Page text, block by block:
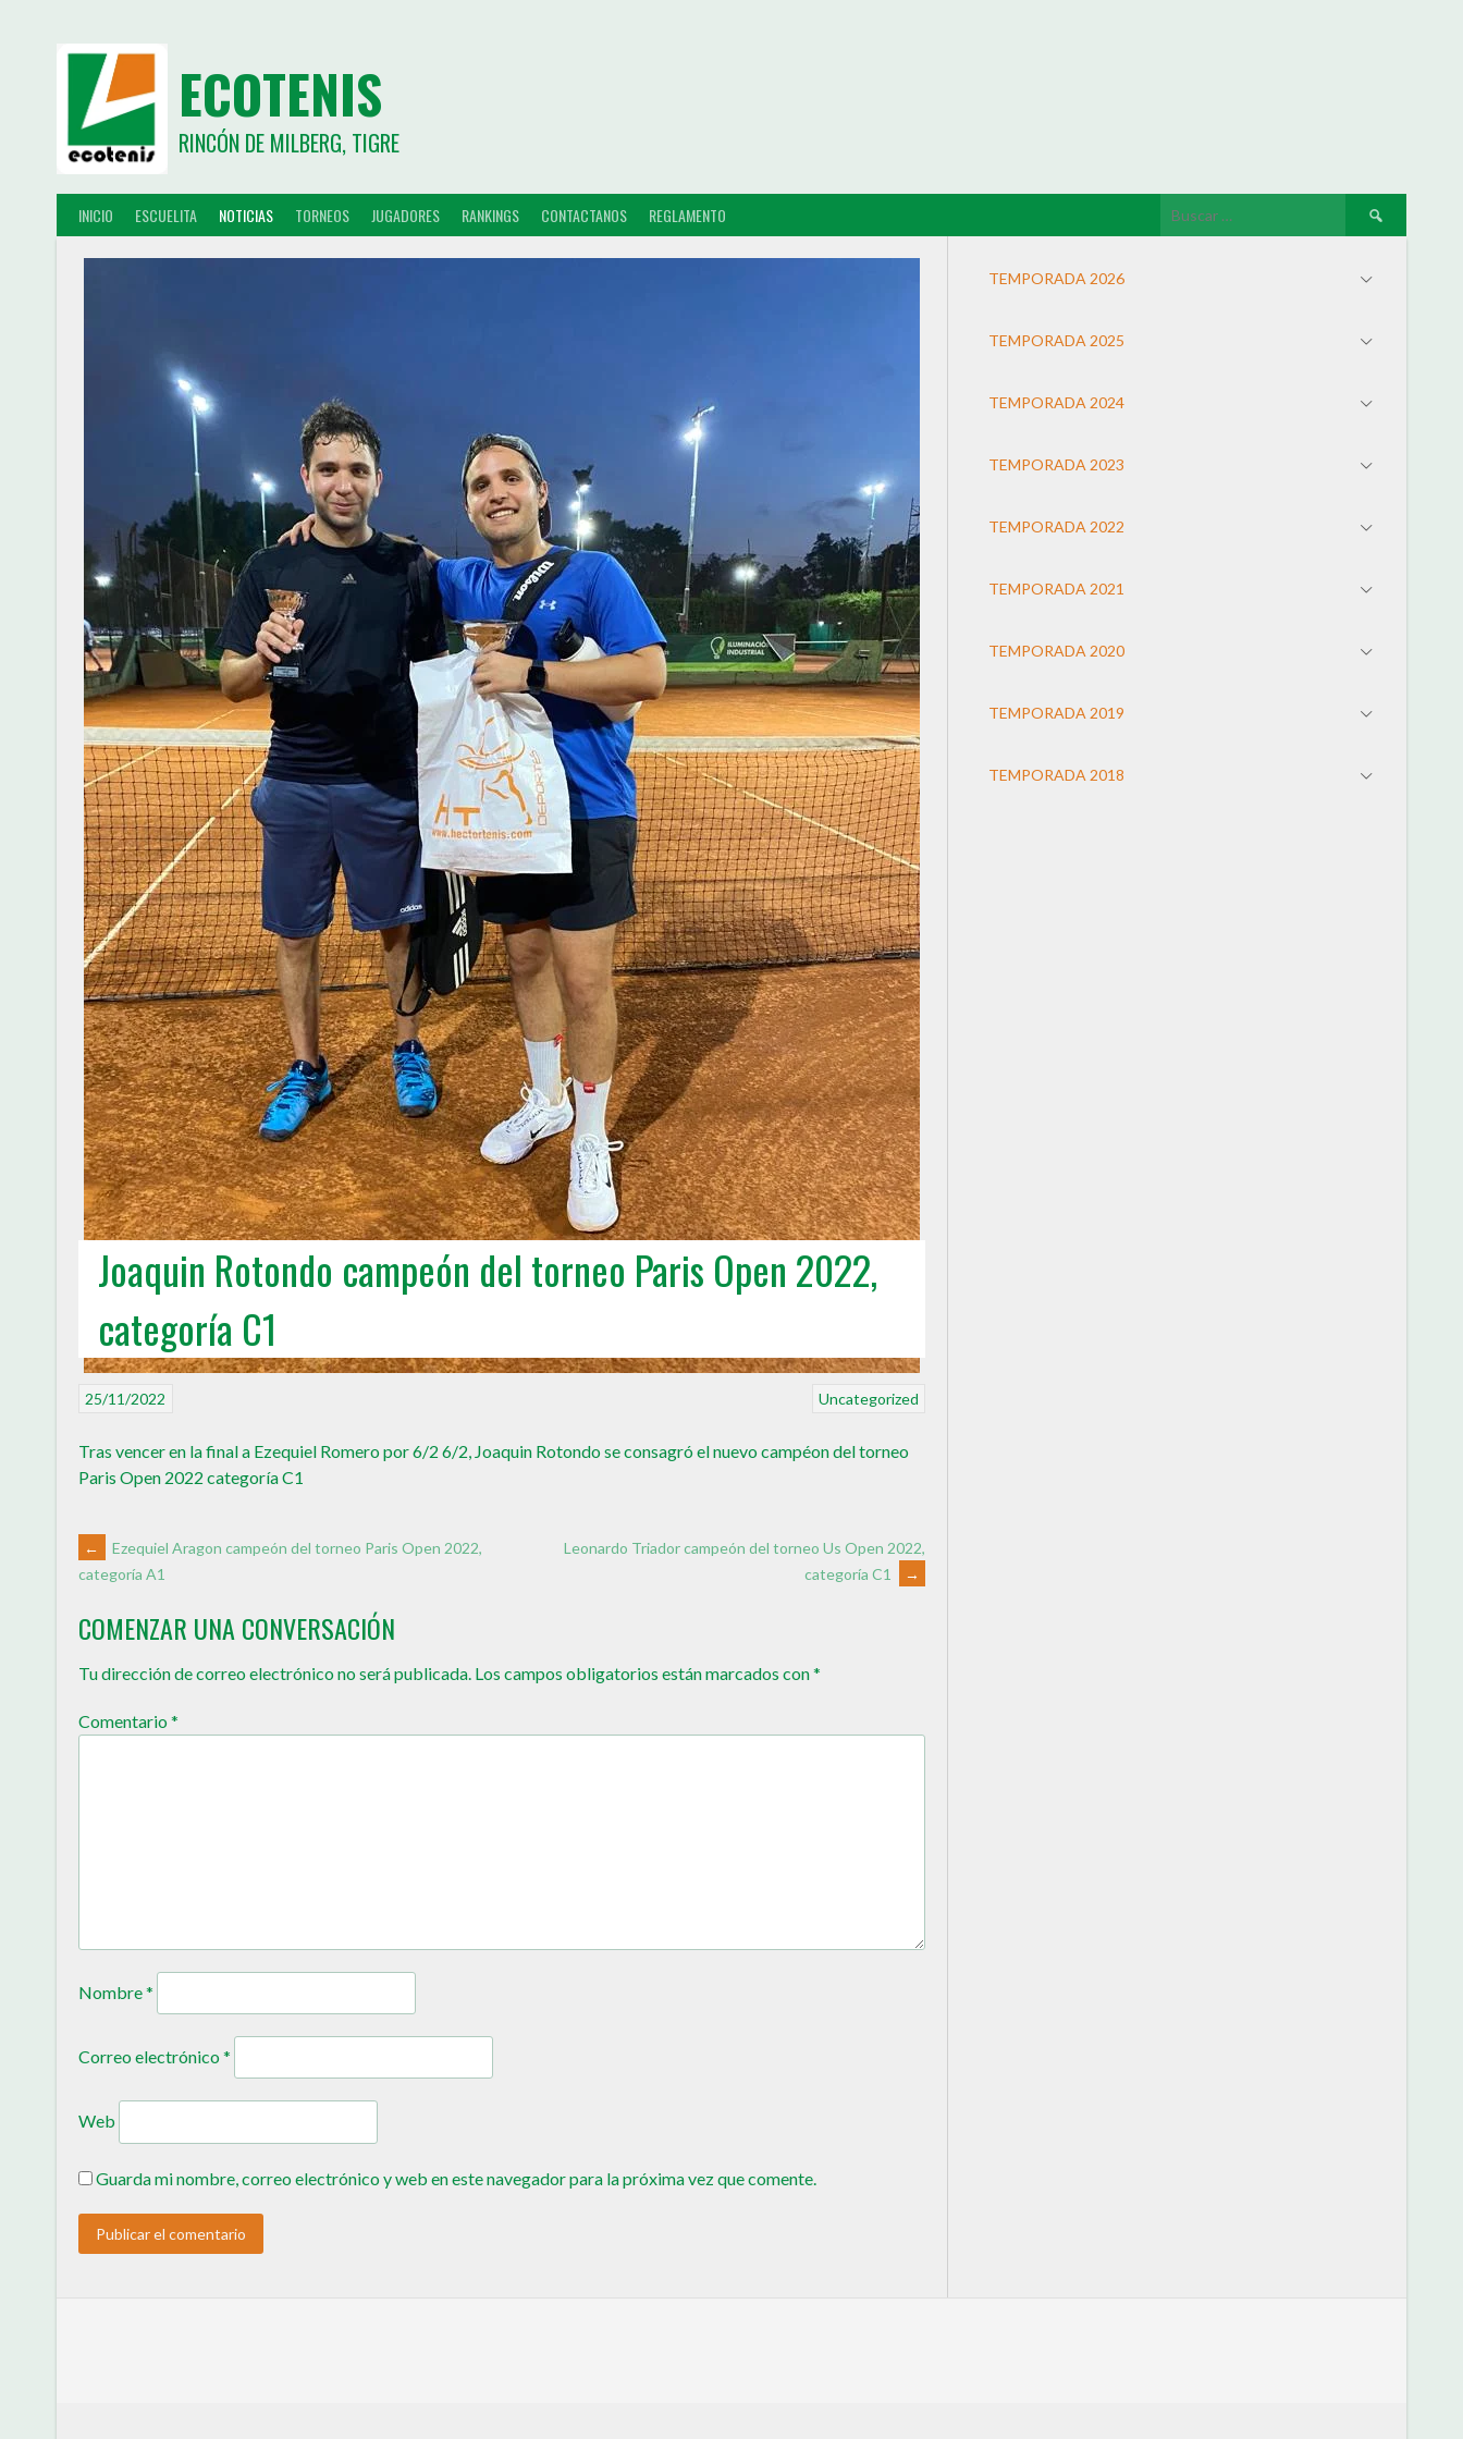
ECOTENIS
RINCÓN DE MILBERG, TIGRE
INICIO ESCUELITA NOTICIAS TORNEOS JUGADORES RANKINGS CONTACTANOS REGLAMENTO
Joaquin Rotondo campeón del torneo Paris Open 2022,
categoría C1
Uncategorized
25/11/2022
Tras vencer en la final a Ezequiel Romero por 6/2 6/2, Joaquin Rotondo se consagró el nuevo campéon del torneo
Paris Open 2022 categoría C1
←
Ezequiel Aragon campeón del torneo Paris Open 2022,
categoría A1
Leonardo Triador campeón del torneo Us Open 2022,
categoría C1
→
COMENZAR UNA CONVERSACIÓN
Tu dirección de correo electrónico no será publicada. Los campos obligatorios están marcados con*
Comentario*
Nombre*
Correo electrónico*
Web
Guarda mi nombre, correo electrónico y web en este navegador para la próxima vez que comente.
TEMPORADA 2026
TEMPORADA 2025
TEMPORADA 2024
TEMPORADA 2023
TEMPORADA 2022
TEMPORADA 2021
TEMPORADA 2020
TEMPORADA 2019
TEMPORADA 2018